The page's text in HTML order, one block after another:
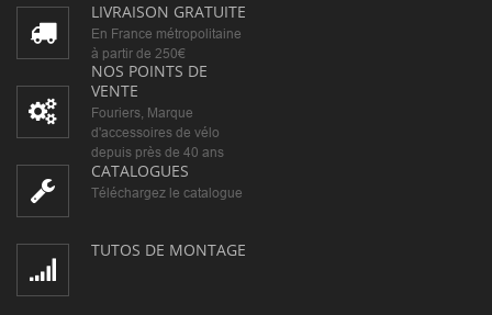
LIVRAISON GRATUITE
En France métropolitaine
à partir de 250€
NOS POINTS DE
VENTE
Fouriers, Marque
d'accessoires de vélo
depuis près de 40 ans
CATALOGUES
Téléchargez le catalogue
TUTOS DE MONTAGE